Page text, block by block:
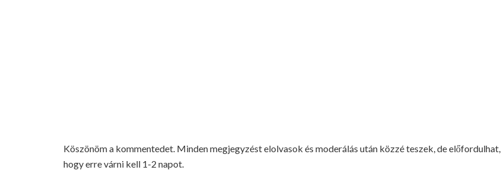
Köszönöm a kommentedet. Minden megjegyzést elolvasok és moderálás után közzé teszek, de előfordulhat,
hogy erre várni kell 1-2 napot.